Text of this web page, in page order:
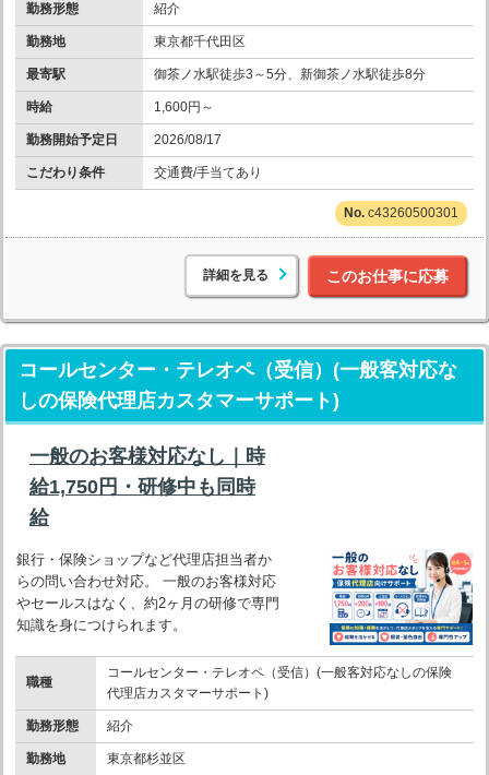
勤務形態 紹介
勤務地 東京都千代田区
最寄駅 御茶ノ水駅徒歩3～5分、新御茶ノ水駅徒歩8分
時給 1,600円～
勤務開始予定日 2026/08/17
こだわり条件 交通費/手当てあり
c43260500301
詳細を見る このお仕事に応募
コールセンター・テレオペ（受信）(一般客対応な
しの保険代理店カスタマーサポート)
一般のお客様対応なし｜時
給1,750円・研修中も同時
給
銀行・保険ショップなど代理店担当者か
らの問い合わせ対応。 一般のお客様対応
やセールスはなく、約2ヶ月の研修で専門
知識を身につけられます。
職種
コールセンター・テレオペ（受信）(一般客対応なしの保険
代理店カスタマーサポート)
勤務形態 紹介
勤務地 東京都杉並区